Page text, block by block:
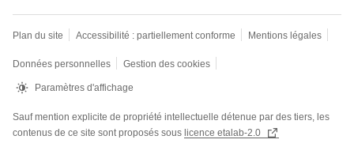
Plan du site Accessibilité : partiellement conforme Mentions légales
Données personnelles Gestion des cookies
Paramètres d'affichage
Sauf mention explicite de propriété intellectuelle détenue par des tiers, les
contenus de ce site sont proposés sous licence etalab-2.0